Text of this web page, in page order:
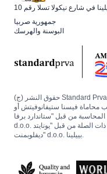
في شارع نيكولا تسلا رقم 10
جمهورية صربيا
البوسنة والهرسك
حقوق النشر (ج) Standard Prva d.o.o. بييلينا 2025. كل الحقوق محفوظة. يتم
محاماة فيسنا ستيفانوفيتش أو
من قبل "ستاندارد برفا"
d.o.o. يتم توفير الخدمات السكرتارية والخدمات ذات الصلة من قبل "يونايتد
ديفلوبمنت" d.o.o. بييلينا.